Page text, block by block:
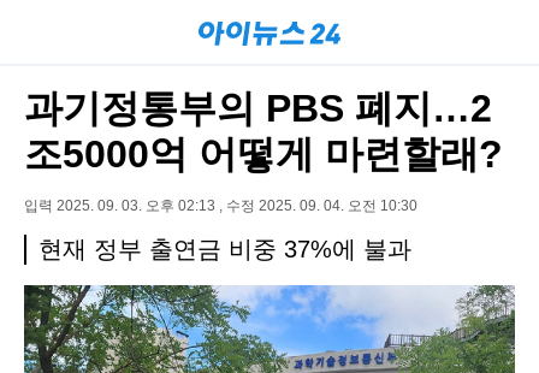
과기정통부의 PBS 폐지…2
조5000억 어떻게 마련할래?
입력 2025. 09. 03. 오후 02:13 , 수정 2025. 09. 04. 오전 10:30
현재 정부 출연금 비중 37%에 불과